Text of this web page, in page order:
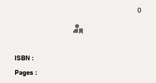
0
ISBN :
Pages :